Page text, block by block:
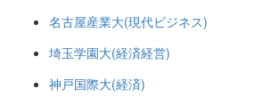
名古屋産業大(現代ビジネス)
埼玉学園大(経済経営)
神戸国際大(経済)